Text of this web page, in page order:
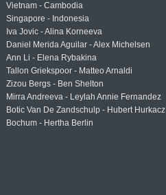
Vietnam - Cambodia
Singapore - Indonesia
Iva Jovic - Alina Korneeva
Daniel Merida Aguilar - Alex Michelsen
Ann Li - Elena Rybakina
Tallon Griekspoor - Matteo Arnaldi
Zizou Bergs - Ben Shelton
Mirra Andreeva - Leylah Annie Fernandez
Botic Van De Zandschulp - Hubert Hurkacz
Bochum - Hertha Berlin